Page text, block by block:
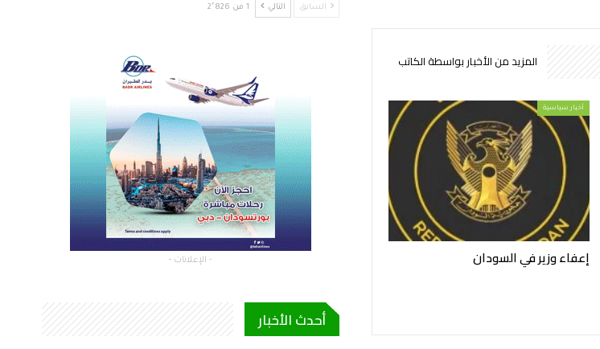
المزيد من الأخبار بواسطة الكاتب
أخبار سياسية
إعفاء وزير في السودان
السابق التالي 1 من 2٬826
- الإعلانات -
أحدث الأخبار